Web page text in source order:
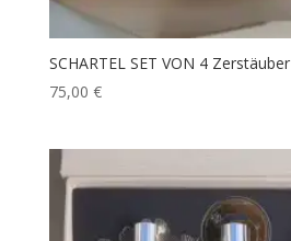
SCHARTEL SET VON 4 Zerstäuber
75,00 €